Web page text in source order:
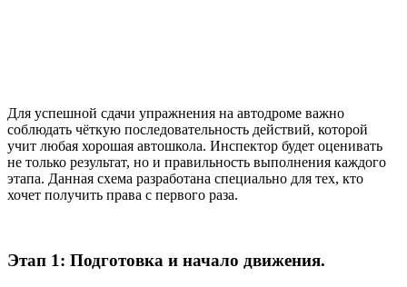
Для успешной сдачи упражнения на автодроме важно
соблюдать чёткую последовательность действий, которой
учит любая хорошая автошкола. Инспектор будет оценивать
не только результат, но и правильность выполнения каждого
этапа. Данная схема разработана специально для тех, кто
хочет получить права с первого раза.
Этап 1: Подготовка и начало движения.